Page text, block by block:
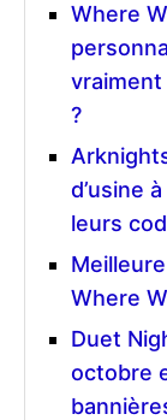
Where
vraiment
?
d’usine
leurs
Where
Duet
octobre